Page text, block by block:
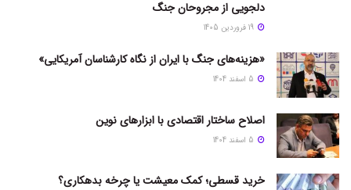
دلجویی از مجروحان جنگ
«هزینه‌های جنگ با ایران از نگاه کارشناسان آمریکایی»
اصلاح ساختار اقتصادی با ابزارهای نوین
خرید قسطی؛ کمک معیشت یا چرخه بدهکاری؟